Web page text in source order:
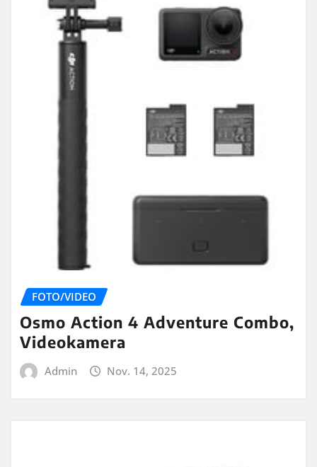
FOTO/VIDEO
Osmo Action 4 Adventure Combo,
Videokamera
Admin Nov. 14, 2025